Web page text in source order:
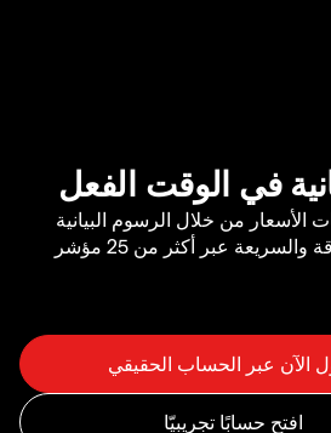
في الوقت الفعل
الأسعار من خلال الرسوم البيانية